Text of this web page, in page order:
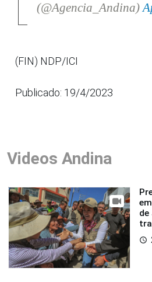
(@Agencia_Andina)
(FIN) NDP/ICI
Publicado: 19/4/2023
Videos Andina
de
access_time